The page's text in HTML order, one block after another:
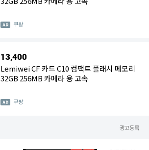
쿠팡
13,400
Lemiwei CF 카드 C10 컴팩트 플래시 메모리
32GB 256MB 카메라 용 고속
쿠팡
광고등록